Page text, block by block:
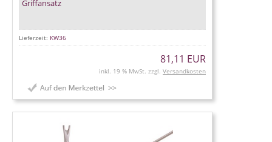
Griffansatz
Lieferzeit: KW36
81,11 EUR
inkl. 19 % MwSt. zzgl. Versandkosten